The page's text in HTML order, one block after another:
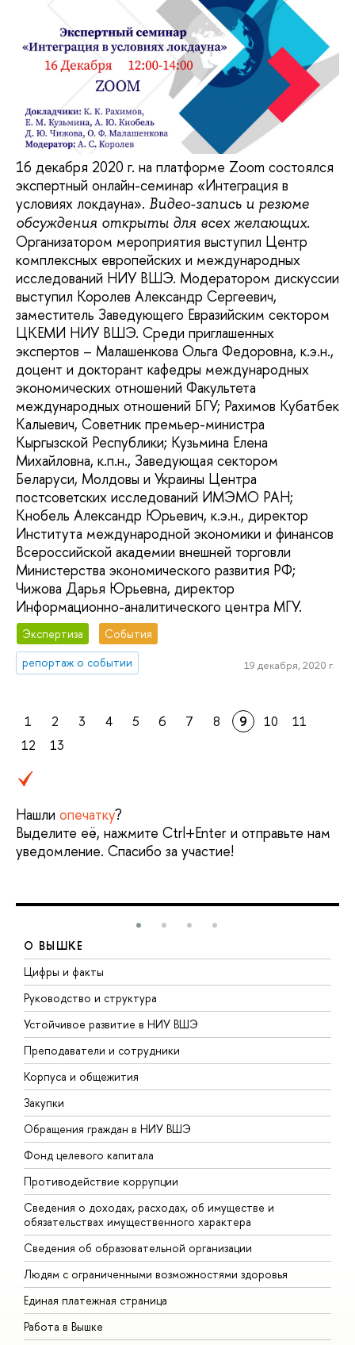
16 декабря 2020 г. на платформе Zoom состоялся
экспертный онлайн-семинар «Интеграция в
условиях локдауна». Видео-запись и резюме
обсуждения открыты для всех желающих.
Организатором мероприятия выступил Центр
комплексных европейских и международных
исследований НИУ ВШЭ. Модератором дискуссии
выступил Королев Александр Сергеевич,
заместитель Заведующего Евразийским сектором
ЦКЕМИ НИУ ВШЭ. Среди приглашенных
экспертов – Малашенкова Ольга Федоровна, к.э.н.,
доцент и докторант кафедры международных
экономических отношений Факультета
международных отношений БГУ; Рахимов Кубатбек
Калыевич, Советник премьер-министра
Кыргызской Республики; Кузьмина Елена
Михайловна, к.п.н., Заведующая сектором
Беларуси, Молдовы и Украины Центра
постсоветских исследований ИМЭМО РАН;
Кнобель Александр Юрьевич, к.э.н., директор
Института международной экономики и финансов
Всероссийской академии внешней торговли
Министерства экономического развития РФ;
Чижова Дарья Юрьевна, директор
Информационно-аналитического центра МГУ.
Экспертиза
События
репортаж о событии
19 декабря, 2020 г.
1 2 3 4 5 6 7 8 9 10
11
12
13
Нашли опечатку?
Выделите её, нажмите Ctrl+Enter и отправьте нам
уведомление. Спасибо за участие!
О ВЫШКЕ
Цифры и факты
Руководство и структура
Устойчивое развитие в НИУ ВШЭ
Преподаватели и сотрудники
Корпуса и общежития
Закупки
Обращения граждан в НИУ ВШЭ
Фонд целевого капитала
Противодействие коррупции
Сведения о доходах, расходах, об имуществе и
обязательствах имущественного характера
Сведения об образовательной организации
Людям с ограниченными возможностями здоровья
Единая платежная страница
Работа в Вышке